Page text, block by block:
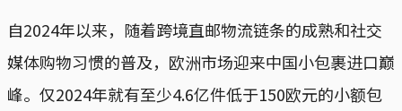
自2024年以来，随着跨境直邮物流链条的成熟和社交
媒体购物习惯的普及，欧洲市场迎来中国小包裹进口巅
峰。仅2024年就有至少4.6亿件低于150欧元的小额包